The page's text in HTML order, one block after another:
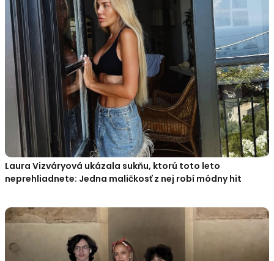
Laura Vizváryová ukázala sukňu, ktorú toto leto
neprehliadnete: Jedna maličkosť z nej robí módny hit